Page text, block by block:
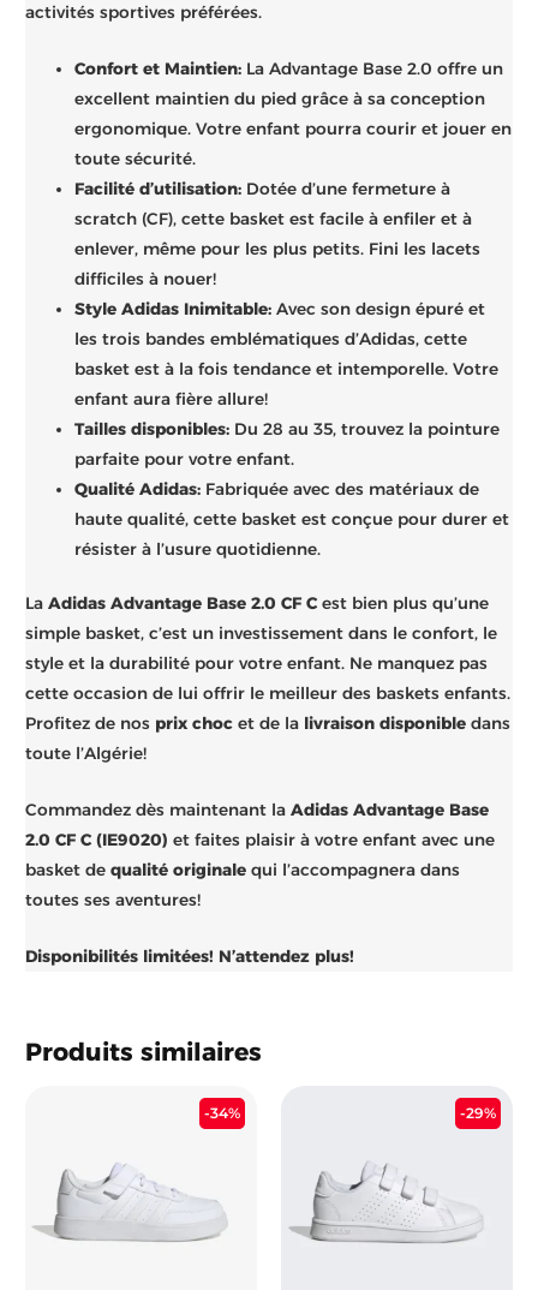
activités sportives préférées.
Confort et Maintien: La Advantage Base 2.0 offre un
excellent maintien du pied grâce à sa conception
ergonomique. Votre enfant pourra courir et jouer en
toute sécurité.
Facilité d’utilisation: Dotée d’une fermeture à
scratch (CF), cette basket est facile à enfiler et à
enlever, même pour les plus petits. Fini les lacets
difficiles à nouer!
Style Adidas Inimitable: Avec son design épuré et
les trois bandes emblématiques d’Adidas, cette
basket est à la fois tendance et intemporelle. Votre
enfant aura fière allure!
Tailles disponibles: Du 28 au 35, trouvez la pointure
parfaite pour votre enfant.
Qualité Adidas: Fabriquée avec des matériaux de
haute qualité, cette basket est conçue pour durer et
résister à l’usure quotidienne.
LaAdidas Advantage Base 2.0 CF C est bien plus qu’une
simple basket, c’est un investissement dans le confort, le
style et la durabilité pour votre enfant. Ne manquez pas
cette occasion de lui offrir le meilleur des baskets enfants.
Profitez de nos prix choc et de la livraison disponible dans
toute l’Algérie!
Commandez dès maintenant laAdidas Advantage Base
2.0 CF C (IE9020) et faites plaisir à votre enfant avec une
basket dequalité originale qui l’accompagnera dans
toutes ses aventures!
Disponibilités limitées! N’attendez plus!
Produits similaires
-34%
était :
Le
prix
5.250 د.ج.
-29%
Le
prix